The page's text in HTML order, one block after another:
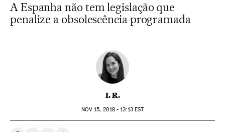
A Espanha não tem legislação que
penalize a obsolescência programada
I. R.
NOV 15, 2018 - 13:13EST